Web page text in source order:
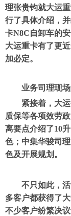
理张贵钧就大运
行了具体介绍，
卡N8C自卸车的
大运重卡有了更
加必定。
业务司理现
紧接着，大
质保等各项效劳
离要点介绍了10
色；中集华骏司
色及开展规划。
不只如此，
多客户都获得了
不少客户纷繁决